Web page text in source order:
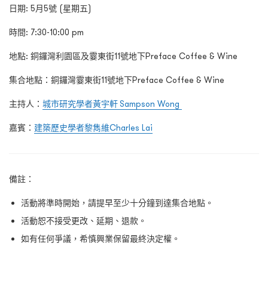
日期: 5月5號 (星期五)
時間: 7:30-10:00 pm
地點: 銅鑼灣利園區及霎東街11號地下Preface Coffee & Wine
集合地點： 銅鑼灣霎東街11號地下Preface Coffee & Wine
主持人： 城市研究學者黃宇軒Sampson Wong
嘉賓： 建築歷史學者黎雋維Charles Lai
備註：
活動將準時開始，請提早至少十分鐘到達集合地點。
活動恕不接受更改、延期、退款。
如有任何爭議，希慎興業保留最終決定權。